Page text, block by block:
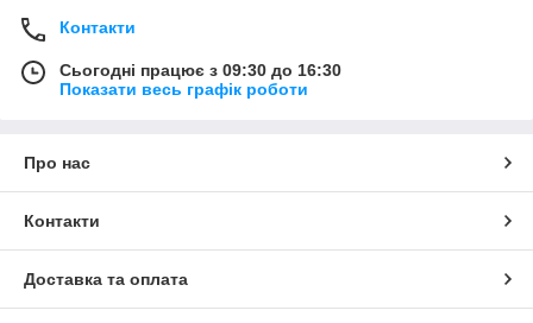
Контакти
Сьогодні працює з 09:30 до 16:30
Показати весь графік роботи
Про нас
Контакти
Доставка та оплата